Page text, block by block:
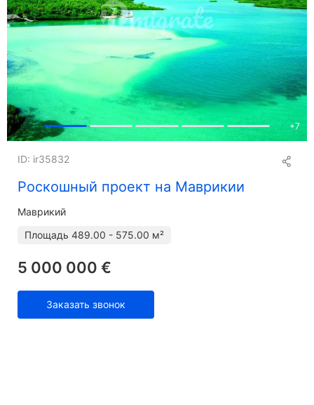
+7
Роскошный проект на Маврикии
ID: ir35832
Маврикий
Площадь 489.00 - 575.00 м²
5 000 000 €
Заказать звонок